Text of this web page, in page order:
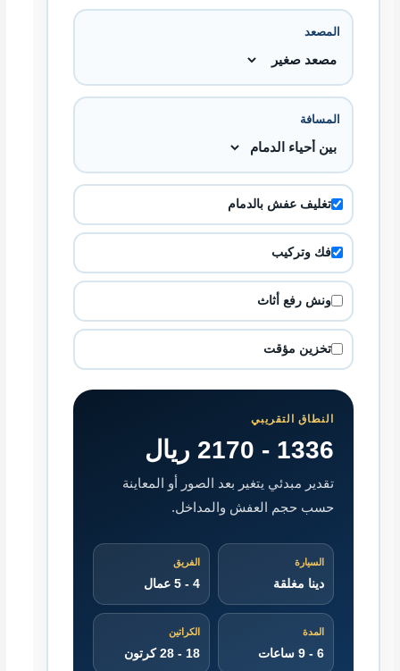
المصعد
المسافة
تغليف عفش بالدمام
فك وتركيب
ونش رفع أثاث
تخزين مؤقت
النطاق التقريبي
1336 - 2170 ريال
تقدير مبدئي يتغير بعد الصور أو المعاينة
حسب حجم العفش والمداخل.
السيارة
دينا مغلقة
الفريق
4 - 5 عمال
المدة
6 - 9 ساعات
الكراتين
18 - 28 كرتون